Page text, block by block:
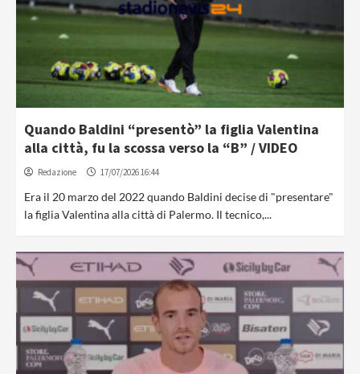
Quando Baldini “presentò” la figlia Valentina
alla città, fu la scossa verso la “B” / VIDEO
Redazione 17/07/2026 16:44
Era il 20 marzo del 2022 quando Baldini decise di "presentare"
la figlia Valentina alla città di Palermo. Il tecnico,...